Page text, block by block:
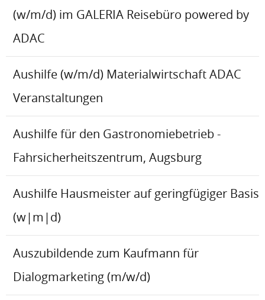
(w/m/d) im GALERIA Reisebüro powered by
ADAC
Aushilfe (w/m/d) Materialwirtschaft ADAC
Veranstaltungen
Aushilfe für den Gastronomiebetrieb -
Fahrsicherheitszentrum, Augsburg
Aushilfe Hausmeister auf geringfügiger Basis
(w|m|d)
Auszubildende zum Kaufmann für
Dialogmarketing (m/w/d)